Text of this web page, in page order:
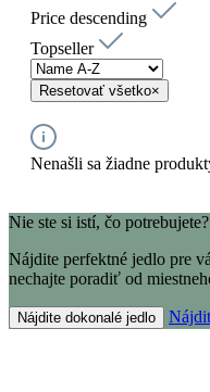
Price descending
Topseller
Resetovať všetko×
Nenašli sa žiadne
Nie ste si istí, čo potrebujete?
Nájdite perfektné jedlo pre
nechajte poradiť od
Nájdite dokonalé jedlo